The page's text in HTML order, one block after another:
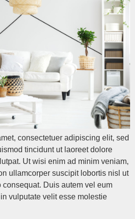
consectetuer adipiscing elit, sed
tincidunt ut laoreet dolore
Ut wisi enim ad minim veniam,
ullamcorper suscipit lobortis nisl ut
Duis autem vel eum
vulputate velit esse molestie